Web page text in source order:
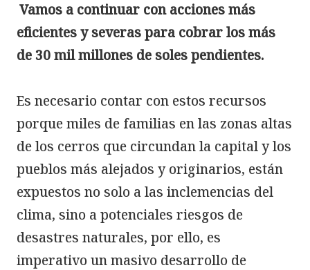
Vamos a continuar con acciones más
eficientes y severas para cobrar los más
de 30 mil millones de soles pendientes.
Es necesario contar con estos recursos
porque miles de familias en las zonas altas
de los cerros que circundan la capital y los
pueblos más alejados y originarios, están
expuestos no solo a las inclemencias del
clima, sino a potenciales riesgos de
desastres naturales, por ello, es
imperativo un masivo desarrollo de